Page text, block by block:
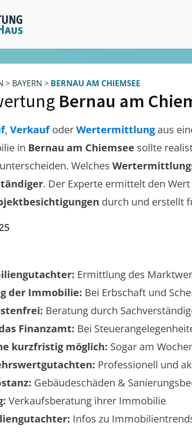
> BAYERN > BERNAU AM CHIEMSEE
Bernau am
, VerkaufoderWertermittlung aus
in Bernau am Chiemsee sollte
unterscheiden. Welches
. Der Experte ermittelt den
durch und erstellt
Ermittlung des
der Immobilie: Bei Erbschaft und
Beratung durch
Finanzamt: Bei
kurzfristig möglich: Sogar am
Professionell und
Gebäudeschäden &
Verkaufsberatung ihrer Immobilie
Infos zu